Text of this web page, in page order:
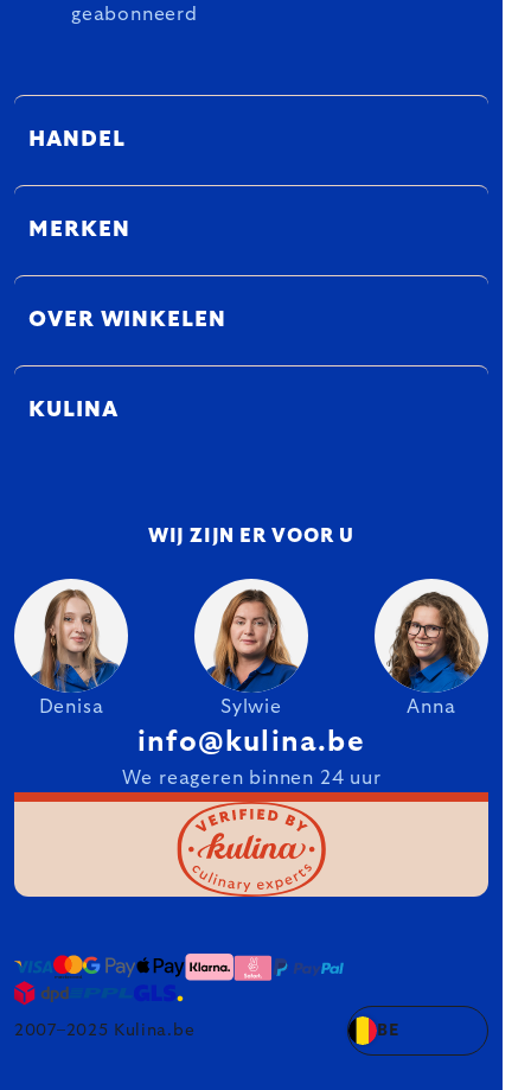
geabonneerd
HANDEL
MERKEN
OVER WINKELEN
KULINA
WIJ ZIJN ER VOOR U
Denisa Sylwie Anna
info@kulina.be
We reageren binnen 24 uur
2007–2025 Kulina.be BE